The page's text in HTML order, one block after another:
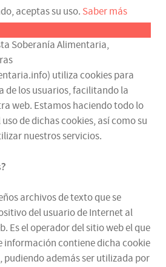
aceptas su uso. Saber más
Soberanía Alimentaria,
utiliza cookies para
de los usuarios, facilitando la
web. Estamos haciendo todo lo
de dichas cookies, así como su
nuestros servicios.
archivos de texto que se
del usuario de Internet al
Es el operador del sitio web el que
información contiene dicha cookie
pudiendo además ser utilizada por